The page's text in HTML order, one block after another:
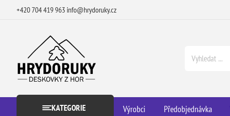
+420 704 419 963 info@hrydoruky.cz
KATEGORIE Výrobci Předobjednávka